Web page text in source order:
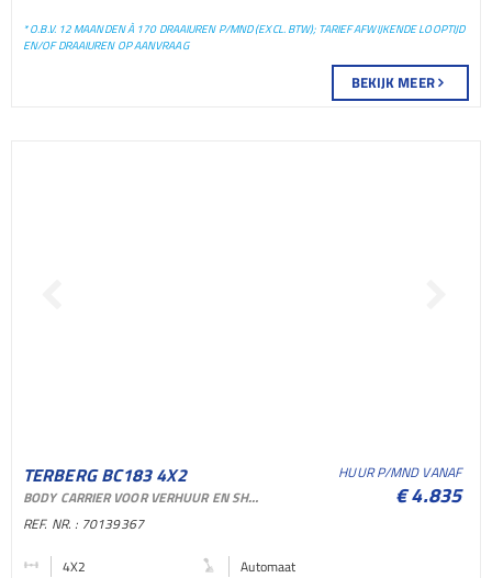
* O.B.V. 12 MAANDEN À 170 DRAAIUREN P/MND (EXCL. BTW); TARIEF AFWIJKENDE LOOPTIJD
EN/OF DRAAIUREN OP AANVRAAG
BEKIJK MEER
TERBERG BC183 4X2
TERMINAL TREKKER
TERMINAL TREKKER
BODY CARRIER VOOR VERHUUR EN SHORTLEASE
HUUR P/MND VANAF
€ 4.835
REF. NR. : 70139367
4X2 Automaat